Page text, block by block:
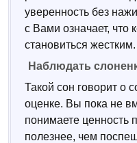
уверенность без
с Вами означает, что
становиться
Наблюдать
Такой сон говорит о
оценке. Вы пока не
понимаете ценность
полезнее, чем